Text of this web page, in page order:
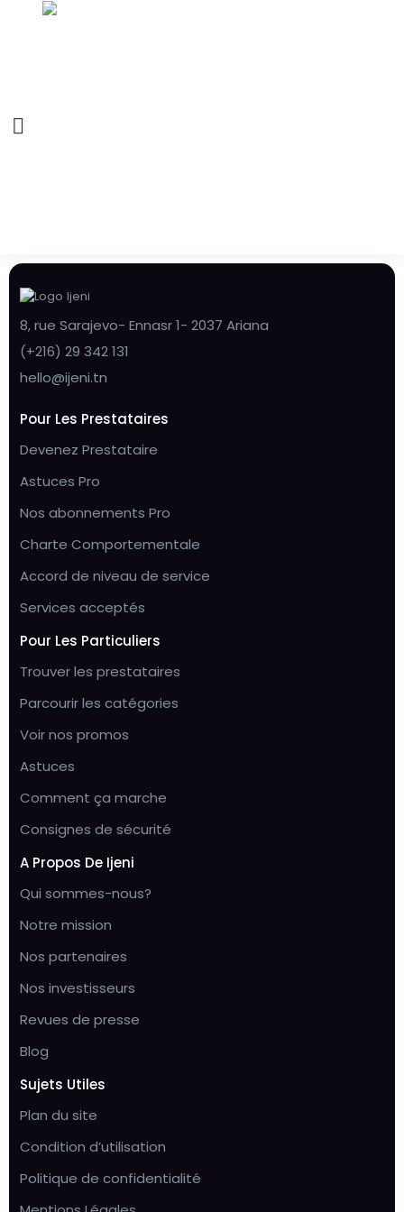
8, rue Sarajevo- Ennasr 1- 2037 Ariana
(+216) 29 342 131
hello@ijeni.tn
Pour Les Prestataires
Devenez Prestataire
Astuces Pro
Nos abonnements Pro
Charte Comportementale
Accord de niveau de service
Services acceptés
Pour Les Particuliers
Trouver les prestataires
Parcourir les catégories
Voir nos promos
Astuces
Comment ça marche
Consignes de sécurité
A Propos De Ijeni
Qui sommes-nous?
Notre mission
Nos partenaires
Nos investisseurs
Revues de presse
Blog
Sujets Utiles
Plan du site
Condition d’utilisation
Politique de confidentialité